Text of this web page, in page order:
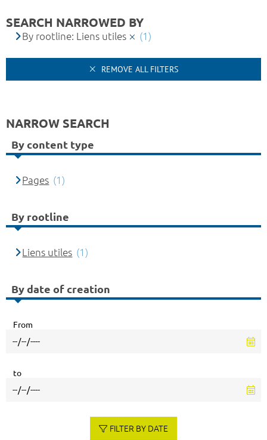
SEARCH NARROWED BY
By rootline: Liens utiles (1)
REMOVE ALL FILTERS
NARROW SEARCH
By content type
Pages (1)
By rootline
Liens utiles (1)
By date of creation
From
to
FILTER BY DATE